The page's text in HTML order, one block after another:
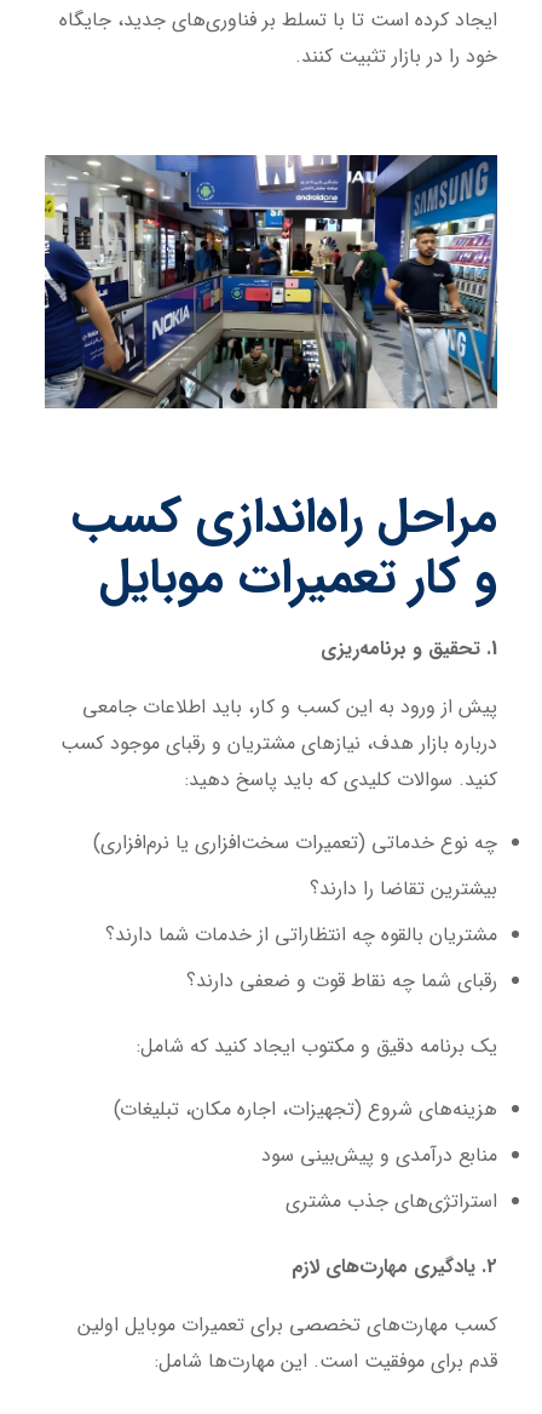
ایجاد کرده است تا با تسلط بر فناوری‌های جدید، جایگاه
خود را در بازار تثبیت کنند.
مراحل راه‌اندازی کسب
و کار تعمیرات موبایل
1. تحقیق و برنامه‌ریزی
پیش از ورود به این کسب و کار، باید اطلاعات جامعی
درباره بازار هدف، نیازهای مشتریان و رقبای موجود کسب
کنید. سوالات کلیدی که باید پاسخ دهید:
چه نوع خدماتی (تعمیرات سخت‌افزاری یا نرم‌افزاری)
بیشترین تقاضا را دارند؟
مشتریان بالقوه چه انتظاراتی از خدمات شما دارند؟
رقبای شما چه نقاط قوت و ضعفی دارند؟
یک برنامه دقیق و مکتوب ایجاد کنید که شامل:
هزینه‌های شروع (تجهیزات، اجاره مکان، تبلیغات)
منابع درآمدی و پیش‌بینی سود
استراتژی‌های جذب مشتری
2. یادگیری مهارت‌های لازم
کسب مهارت‌های تخصصی برای تعمیرات موبایل اولین
قدم برای موفقیت است. این مهارت‌ها شامل: